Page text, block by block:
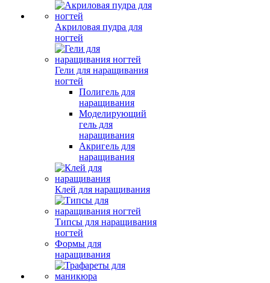
Акриловая пудра для
ногтей
Гели для наращивания
ногтей
Полигель для
наращивания
Моделирующий
гель для
наращивания
Акригель для
наращивания
Клей для наращивания
Типсы для наращивания
ногтей
Формы для
наращивания